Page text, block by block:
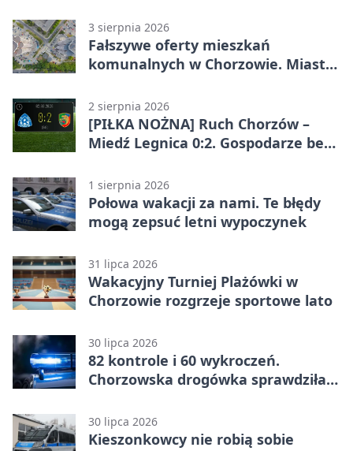
3 sierpnia 2026
Fałszywe oferty mieszkań
komunalnych w Chorzowie. Miasto
2 sierpnia 2026
[PIŁKA NOŻNA] Ruch Chorzów –
Miedź Legnica 0:2. Gospodarze bez
1 sierpnia 2026
Połowa wakacji za nami. Te błędy
mogą zepsuć letni wypoczynek
31 lipca 2026
Wakacyjny Turniej Plażówki w
Chorzowie rozgrzeje sportowe lato
30 lipca 2026
82 kontrole i 60 wykroczeń.
Chorzowska drogówka sprawdziła
30 lipca 2026
Kieszonkowcy nie robią sobie